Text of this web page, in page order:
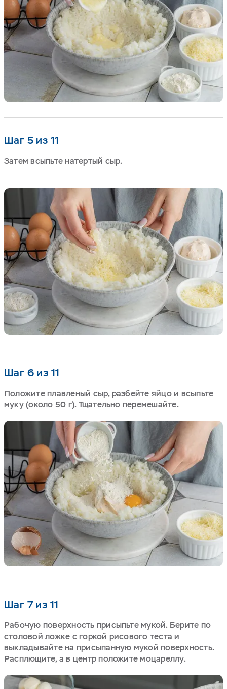
Шаг 5 из 11
Затем всыпьте натертый сыр.
Шаг 6 из 11
Положите плавленый сыр, разбейте яйцо и всыпьте
муку (около 50 г). Тщательно перемешайте.
Шаг 7 из 11
Рабочую поверхность присыпьте мукой. Берите по
столовой ложке с горкой рисового теста и
выкладывайте на присыпанную мукой поверхность.
Расплющите, а в центр положите моцареллу.